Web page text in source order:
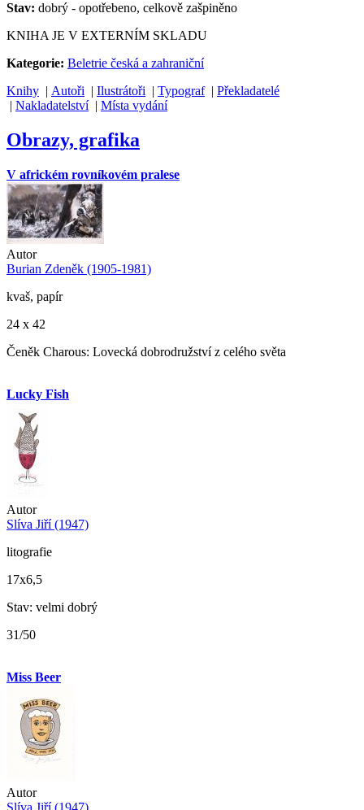
Stav: dobrý - opotřebeno, celkově zašpiněno
KNIHA JE V EXTERNÍM SKLADU
Kategorie: Beletrie česká a zahraniční
Knihy | Autoři | Ilustrátoři | Typograf| Překladatelé
| Nakladatelství| Místa vydání
Obrazy, grafika
V africkém rovníkovém pralese
Autor
Burian Zdeněk (1905-1981)
kvaš, papír
24 x 42
Čeněk Charous: Lovecká dobrodružství z celého světa
Lucky Fish
Autor
Slíva Jiří (1947)
litografie
17x6,5
Stav: velmi dobrý
31/50
Miss Beer
Autor